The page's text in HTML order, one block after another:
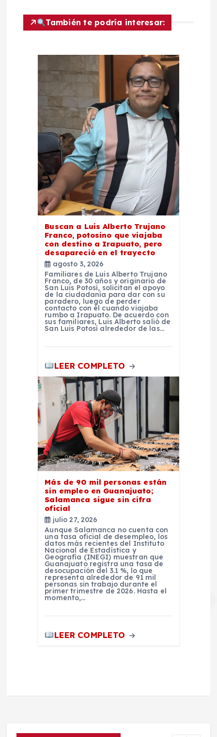
ó
n
También te podría interesar:
Buscan a Luis Alberto Trujano
Franco, potosino que viajaba
con destino a Irapuato, pero
desapareció en el trayecto
agosto 3, 2026
Familiares de Luis Alberto Trujano
Franco, de 30 años y originario de
San Luis Potosí, solicitan el apoyo
de la ciudadanía para dar con su
paradero, luego de perder
contacto con él cuando viajaba
rumbo a Irapuato. De acuerdo con
sus familiares, Luis Alberto salió de
San Luis Potosí alrededor de las…
LEER COMPLETO
Más de 90 mil personas están
sin empleo en Guanajuato;
Salamanca sigue sin cifra
oficial
julio 27, 2026
Aunque Salamanca no cuenta con
una tasa oficial de desempleo, los
datos más recientes del Instituto
Nacional de Estadística y
Geografía (INEGI) muestran que
Guanajuato registra una tasa de
desocupación del 3.1 %, lo que
representa alrededor de 91 mil
personas sin trabajo durante el
primer trimestre de 2026. Hasta el
momento,…
LEER COMPLETO